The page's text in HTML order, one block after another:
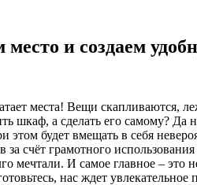
и создаем
места! Вещи скапливаются,
шкаф, а сделать его самому?
этом будет вмещать в себя
счёт грамотного
мечтали. И самое главное –
нас ждет